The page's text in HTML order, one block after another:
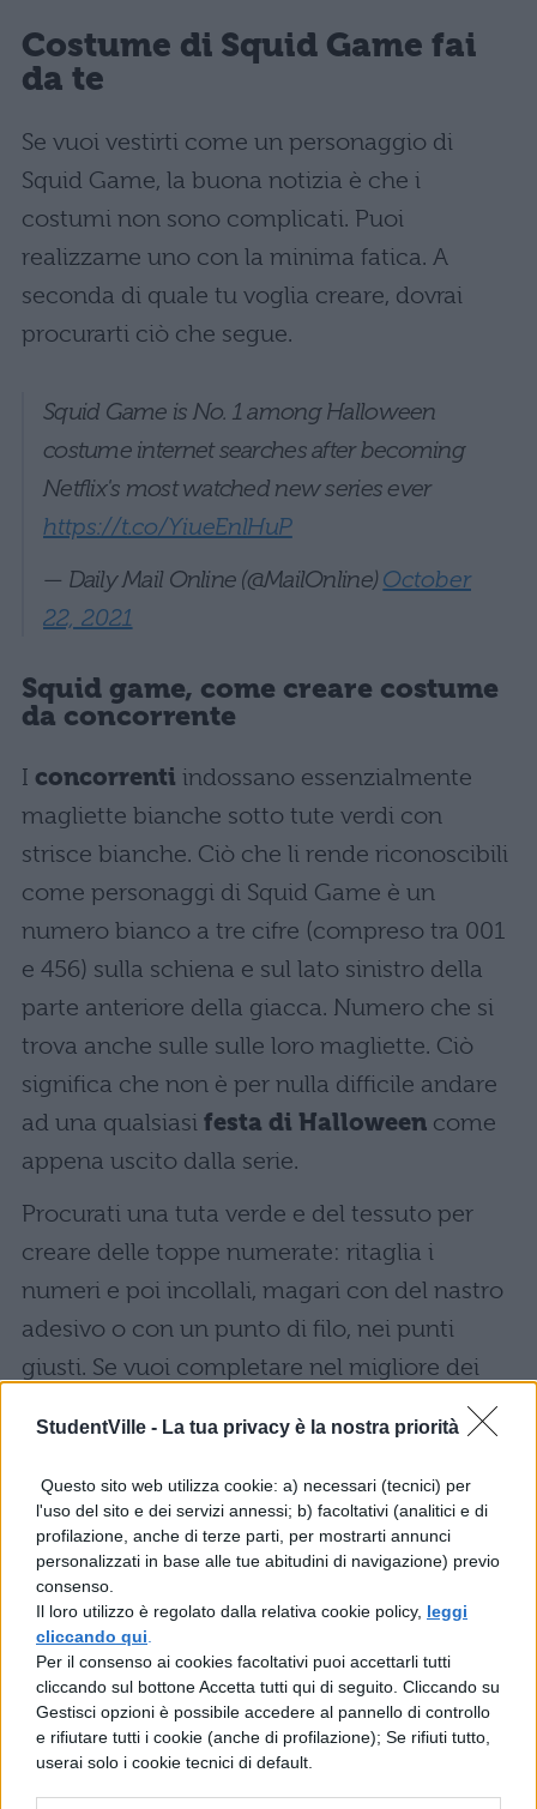
StudentVille - La tua privacy è la nostra priorità
Questo sito web utilizza cookie: a) necessari (tecnici) per
l'uso del sito e dei servizi annessi; b) facoltativi (analitici e di
profilazione, anche di terze parti, per mostrarti annunci
personalizzati in base alle tue abitudini di navigazione) previo
consenso.
Il loro utilizzo è regolato dalla relativa cookie policy, leggi
cliccando qui
Per il consenso ai cookies facoltativi puoi accettarli tutti
cliccando sul bottone Accetta tutti qui di seguito. Cliccando su
Gestisci opzioni è possibile accedere al pannello di controllo
e rifiutare tutti i cookie (anche di profilazione); Se rifiuti tutto,
userai solo i cookie tecnici di default.
Costume di Squid Game fai
da te
Se vuoi vestirti come un personaggio di
Squid Game, la buona notizia è che i
costumi non sono complicati. Puoi
realizzarne uno con la minima fatica. A
seconda di quale tu voglia creare, dovrai
procurarti ciò che segue.
Squid Game is No. 1 among Halloween
costume internet searches after becoming
Netflix's most watched new series ever
https://t.co/YiueEnlHuP
— Daily Mail Online (@MailOnline) October
22, 2021
Squid game, come creare costume
da concorrente
I concorrenti indossano essenzialmente
magliette bianche sotto tute verdi con
strisce bianche. Ciò che li rende riconoscibili
come personaggi di Squid Game è un
numero bianco a tre cifre (compreso tra 001
e 456) sulla schiena e sul lato sinistro della
parte anteriore della giacca. Numero che si
trova anche sulle sulle loro magliette. Ciò
significa che non è per nulla difficile andare
ad una qualsiasi festa di Halloween come
appena uscito dalla serie.
Procurati una tuta verde e del tessuto per
creare delle toppe numerate: ritaglia i
numeri e poi incollali, magari con del nastro
adesivo o con un punto di filo, nei punti
giusti. Se vuoi completare nel migliore dei
alcuni accessori, i tipici oggetti di scena della
serie come un sacco di biglie, ad esempio.
Come realizzare il costume da
guardia di Squid Game
Anche ilcostume da guardia
semplicissimo. Probabilmente, tra i due
preferisci questo. Allora, dovresti indossare
una tuta rossa con cappuccio, apribile